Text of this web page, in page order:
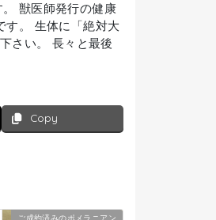
獣医師発行の健康
す。 生体に「絶対大
さい。 長々と最後
Copy
ご成約済みのポメラニアン